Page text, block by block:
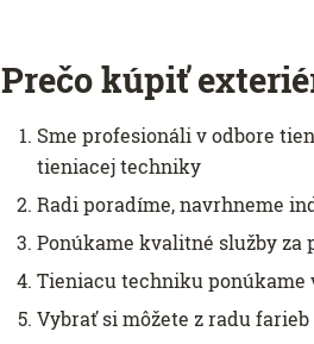
Prečo kúpiť
Sme profesionáli v odbore
tieniacej techniky
Radi poradíme, navrhneme
Ponúkame kvalitné služby za
Tieniacu techniku
Vybrať si môžete z radu farieb